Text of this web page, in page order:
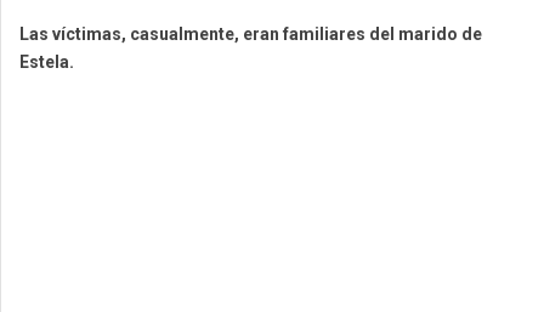
Las víctimas, casualmente, eran familiares del marido de
Estela.